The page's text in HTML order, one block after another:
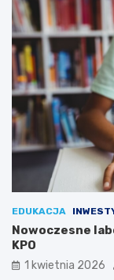
EDUKACJA
Nowoczesne
KPO
1 kwietnia 2026